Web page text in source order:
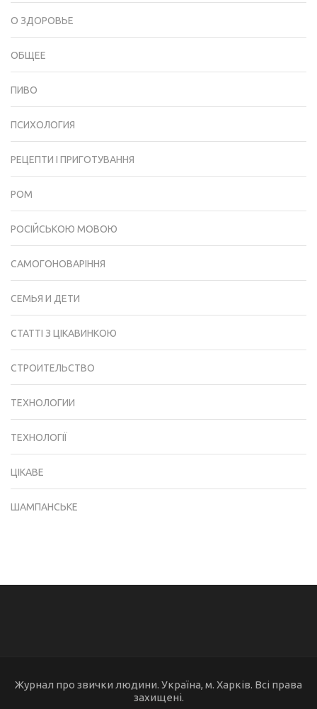
О ЗДОРОВЬЕ
ОБЩЕЕ
ПИВО
ПСИХОЛОГИЯ
РЕЦЕПТИ І ПРИГОТУВАННЯ
РОМ
РОСІЙСЬКОЮ МОВОЮ
САМОГОНОВАРІННЯ
СЕМЬЯ И ДЕТИ
СТАТТІ З ЦІКАВИНКОЮ
СТРОИТЕЛЬСТВО
ТЕХНОЛОГИИ
ТЕХНОЛОГІЇ
ЦІКАВЕ
ШАМПАНСЬКЕ
Журнал про звички людини. Україна, м. Харків. Всі права
захищені.